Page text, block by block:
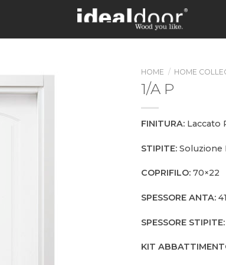
HOME / HOME
1/A P
FINITURA: Laccato
STIPITE: Soluzione
COPRIFILO: 70×22
SPESSORE ANTA:
SPESSORE STIPITE:
KIT